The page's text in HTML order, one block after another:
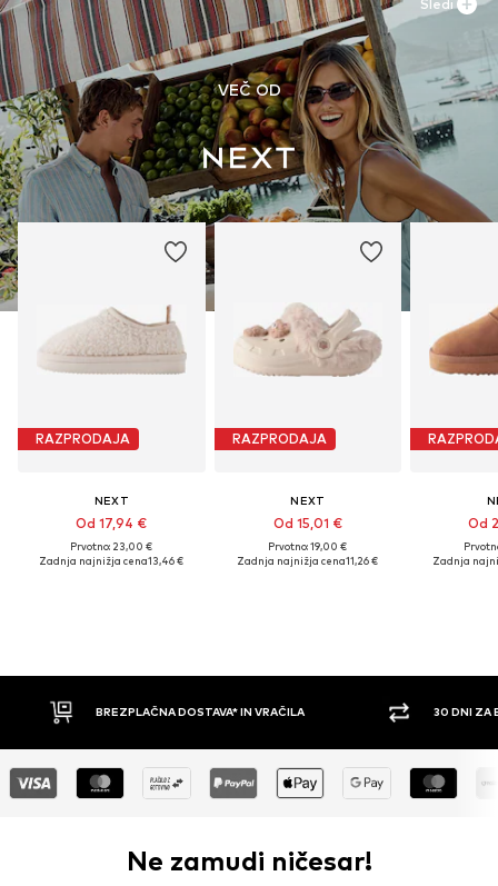
VEČ OD
RAZPRODAJA
NEXT
Od 17,94 €
Prvotno: 23,00 €
Zadnja najnižja cena13,46 €
RAZPRODAJA
NEXT
Od 15,01 €
Prvotno: 19,00 €
Zadnja najnižja cena11,26 €
Od
Zadnja
Sledi
30 DNI ZA BREZPLAČNO VRAČILO
Ne zamudi ničesar!